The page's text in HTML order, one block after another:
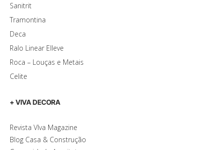
Sanitrit
Tramontina
Deca
Ralo Linear Elleve
Roca – Louças e Metais
Celite
+ VIVA DECORA
Revista VIva Magazine
Blog Casa & Construção